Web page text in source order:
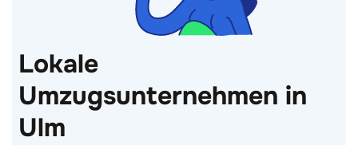
Lokale
Umzugsunternehmen in
Ulm